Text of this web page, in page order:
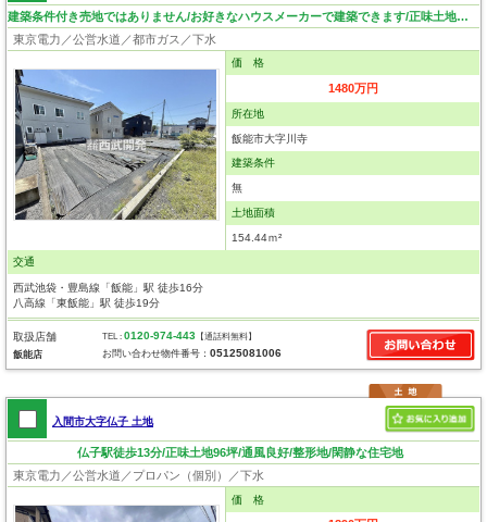
建築条件付き売地ではありません/お好きなハウスメーカーで建築できます/正味土地46坪
東京電力／公営水道／都市ガス／下水
価 格
1480万円
所在地
飯能市大字川寺
建築条件
無
土地面積
154.44ｍ²
交通
西武池袋・豊島線「飯能」駅 徒歩16分
八高線「東飯能」駅 徒歩19分
取扱店舗
飯能店
TEL :0120-974-443 【通話料無料】
お問い合わせ物件番号：05125081006
入間市大字仏子 土地
仏子駅徒歩13分/正味土地96坪/通風良好/整形地/閑静な住宅地
東京電力／公営水道／プロパン（個別）／下水
価 格